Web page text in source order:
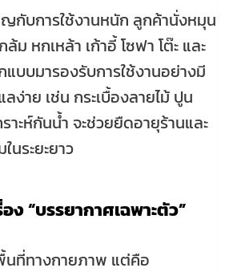
ญกับการใช้งานหนัก ลูกค้านั่งหมุน
ม หกเหล้า เก้าอี้ โซฟา โต๊ะ และ
บบมารองรับการใช้งานอย่างมี
าย เช่น กระเบื้องลายไม้ ปูน
าะห์กันน้ำ จะช่วยยืดอายุร้านและ
ระยะยาว
อง “บรรยากาศเฉพาะตัว”
นที่ทางกายภาพ แต่คือ